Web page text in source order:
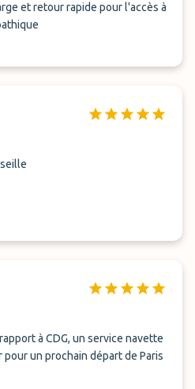
et retour rapide pour l'accès à
à CDG, un service navette
un prochain départ de Paris